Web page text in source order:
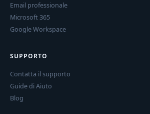
Email professionale
Microsoft 365
Google Workspace
SUPPORTO
Contatta il supporto
Guide di Aiuto
Blog